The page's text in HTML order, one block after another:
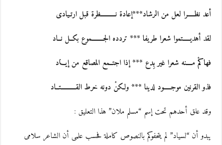
أعد نظـــــرا لعل من الرشاد***إعادة نــــــــــظرة قبل ارتـيادى
لقد أهديـــــتموا شعرا طريفا *** تردده الجــــــــموع بكــل نــاد
فهاكمْ مــــنه شعرا غير بِدع *** إذا اجتــمع المصاقع من إيـــاد
فذو القرنين موجـــــود لدينا *** ولكنْ دونه خرط القــــــــــتــاد
وقد علق أحدهم تحت إسم “مسلم ملان” هذا التعليق :
يبدو أن “لسياد” لم يتحفوكم بالنصوص كاملة فحسب علمى أن الشاعر سلامى